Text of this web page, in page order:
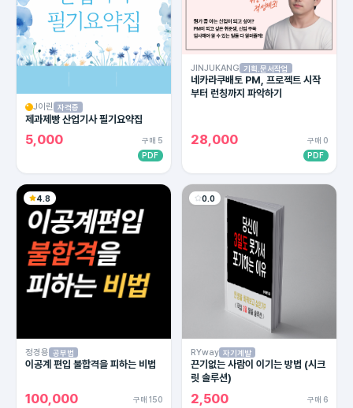
J이린 자격증
제과제빵 산업기사 필기요약집
5,000
구매 5
PDF
JINJUKANG 기획.문서작업
네카라쿠배토 PM, 프로젝트 시작
부터 런칭까지 파악하기
28,000
구매 0
PDF
4.8
정경용 공부법
이공계 편입 불합격을 피하는 비법
100,000
구매 150
0.0
RYway 자기계발
끈기없는 사람이 이기는 방법 (시크
릿 솔루션)
2,500
구매 6